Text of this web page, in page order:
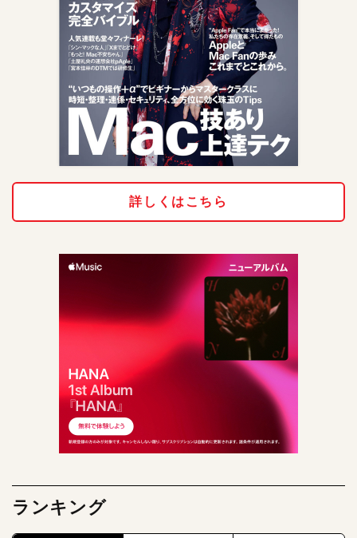
詳しくはこちら
ランキング